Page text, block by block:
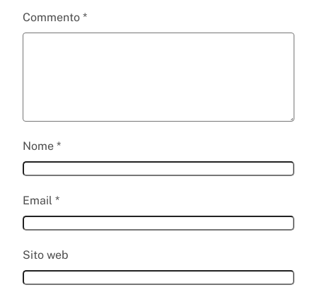
Commento *
Nome *
Email *
Sito web